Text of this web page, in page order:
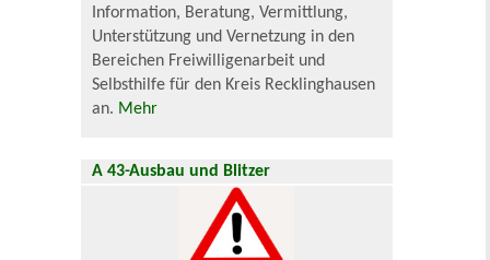
Information, Beratung, Vermittlung,
Unterstützung und Vernetzung in den
Bereichen Freiwilligenarbeit und
Selbsthilfe für den Kreis Recklinghausen
an. Mehr
A 43-Ausbau und Blitzer